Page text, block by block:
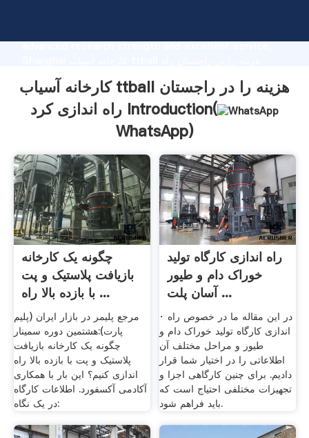
advanced research strength and excellent service,
اندازی کرد supplier create the value and bring values
to all of customers.
کارخانه آسیاب ttball هزینه را در راجستان
راه اندازی کرد Introduction(
WhatsApp)
چگونه یک کارخانه
بازیافت پلاستیک و پت
با بازده بالا راه ...
مرجع پلیمر در بازار ایران (پلیم
پارت):هشتمین دوره سمینار
چگونه یک کارخانه بازیافت
پلاستیک و پت با بازده بالا راه
اندازی کنیم؟ این بار با همکاری
آکادمی آکسفورد. اطلاعات کارگاه
در یک نگاه:
راه اندازی کارگاه تولید
خوراک دام و طیور
آسان پلت ...
· در این مقاله ما در خصوص راه
اندازی کارگاه تولید خوراک دام و
طیور و مراحل مختلف آن
اطلاعاتی را در اختیار شما قرار
دادیم. برای چنین کارگاهی اجزا و
تجهیزات مختلفی احتیاج است که
باید فراهم شود.